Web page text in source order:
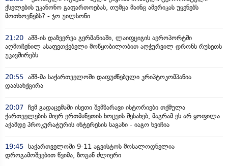
ქსელების უკანონო გაფართოებას, თუმცა მაინც ამერიკას უყენებს
მოთხოვნებს? - ჯო უილსონი
21:20 აშშ-ის დაზვერვა გერმანიაში, ლაიფციგის აეროპორტში
აღმოჩენილ ასაფეთქებელი მოწყობილობით აღჭურვილ დრონს რუსეთს
უკავშირებს
20:55 აშშ-მა საქართველოში დაფუძნებული კრიპტოკომპანია
დაასანქცირა
20:07 ჩემ გადაცემაში ისეთი შემზარავი ისტორიები თქმულა
ქართველების მიერ ერთმანეთის ხოცვის შესახებ, მაგრამ ეს არ ყოფილა
აქამდე პროკურატურის ინტერესის საგანი - იაგო ხვიჩია
19:45 საქართველოში 9-11 აგვისტოს მოსალოდნელია
დროგამოშვებით წვიმა, ზოგან ძლიერი